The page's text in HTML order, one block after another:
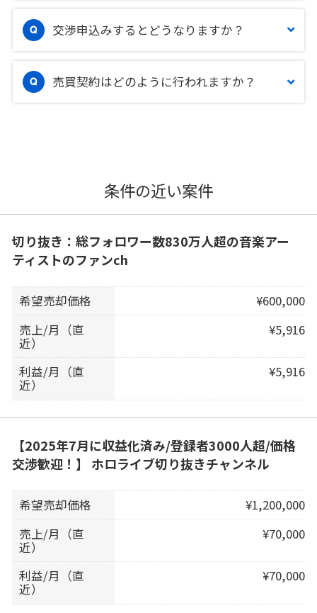
交渉申込みするとどうなりますか？
売買契約はどのように行われますか？
条件の近い案件
切り抜き：総フォロワー数830万人超の音楽アー
ティストのファンch
希望売却価格
¥600,000
売上/月（直
近）
¥5,916
利益/月（直
近）
¥5,916
【2025年7月に収益化済み/登録者3000人超/価格
交渉歓迎！】 ホロライブ切り抜きチャンネル
希望売却価格
¥1,200,000
売上/月（直
近）
¥70,000
利益/月（直
近）
¥70,000